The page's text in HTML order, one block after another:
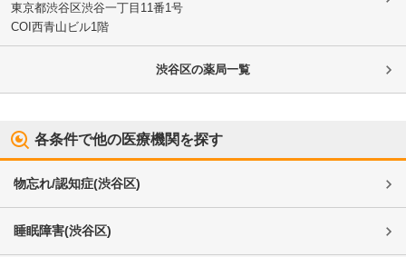
東京都渋谷区渋谷一丁目11番1号
COI西青山ビル1階
渋谷区の薬局一覧
各条件で他の医療機関を探す
物忘れ/認知症(渋谷区)
睡眠障害(渋谷区)